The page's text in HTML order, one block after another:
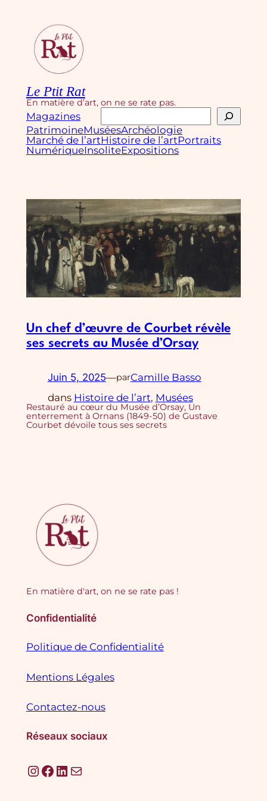
contenu
Le Ptit Rat
En matière d’art, on ne se rate pas.
Magazines
Rechercher
PatrimoineMuséesArchéologie
Marché de l’artHistoire de l’artPortraits
NumériqueInsoliteExpositions
Un chef d’œuvre de Courbet révèle
ses secrets au Musée d’Orsay
Juin 5, 2025—parCamille Basso
dans Histoire de l’art, Musées
Restauré au cœur du Musée d’Orsay, Un
enterrement à Ornans (1849-50) de Gustave
Courbet dévoile tous ses secrets
En matière d'art, on ne se rate pas !
Confidentialité
Politique de Confidentialité
Mentions Légales
Contactez-nous
Réseaux sociaux
InstagramFacebook LinkedIn E-mail